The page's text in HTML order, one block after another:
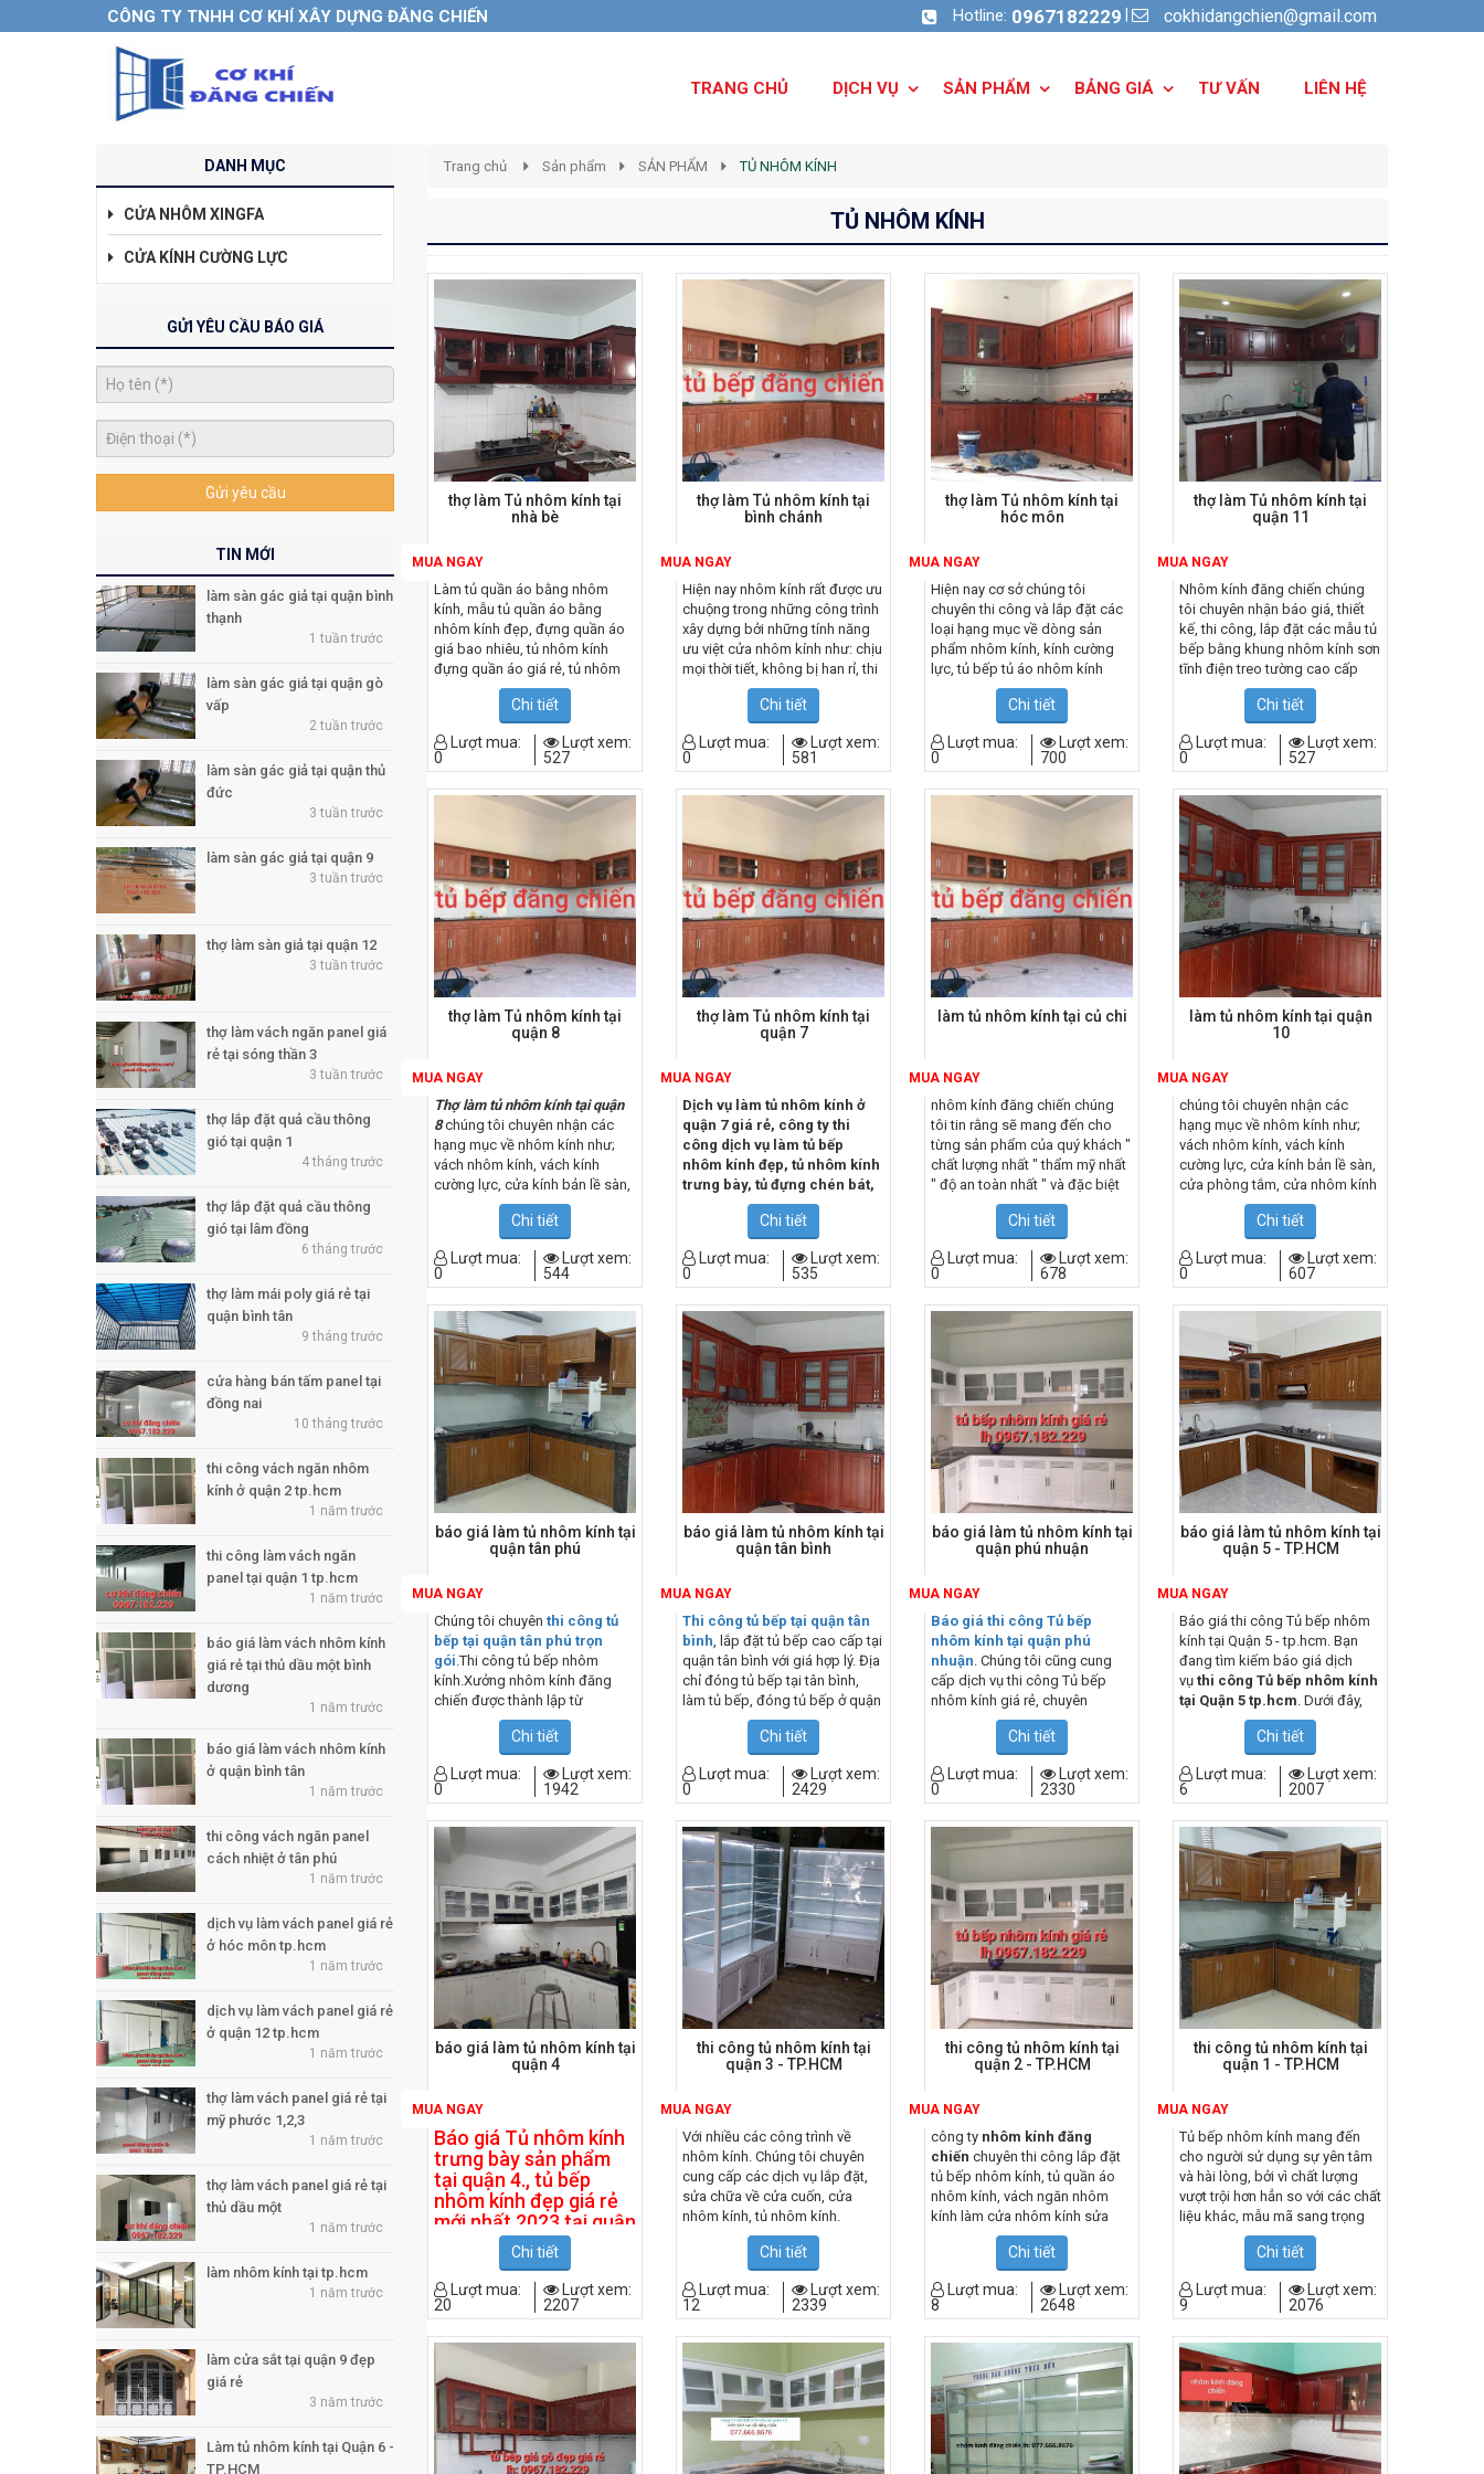
CÔNG TY TNHH CƠ KHÍ XÂY DỰNG ĐĂNG CHIẾN Hotline: 0967182229 cokhidangchien@gmail.com
TRANG CHỦ DỊCH VỤ SẢN PHẨM BẢNG GIÁ TƯ VẤN LIÊN HỆ
DANH MỤC
CỬA NHÔM XINGFA
CỬA KÍNH CƯỜNG LỰC
GỬI YÊU CẦU BÁO GIÁ
Gửi yêu cầu
TIN MỚI
làm sàn gác giả tại quận bình
thạnh
1 tuần trước
làm sàn gác giả tại quận gò
vấp
2 tuần trước
làm sàn gác giả tại quận thủ
đức
3 tuần trước
làm sàn gác giả tại quận 9
3 tuần trước
thợ làm sàn giả tại quận 12
3 tuần trước
thợ làm vách ngăn panel giá
rẻ tại sóng thần 3
3 tuần trước
thợ lắp đặt quả cầu thông
gió tại quận 1
4 tháng trước
thợ lắp đặt quả cầu thông
gió tại lâm đồng
6 tháng trước
thợ làm mái poly giá rẻ tại
quận bình tân
9 tháng trước
cửa hàng bán tấm panel tại
đồng nai
10 tháng trước
thi công vách ngăn nhôm
kính ở quận 2 tp.hcm
1 năm trước
thi công làm vách ngăn
panel tại quận 1 tp.hcm
1 năm trước
báo giá làm vách nhôm kính
giá rẻ tại thủ dầu một bình
dương
1 năm trước
báo giá làm vách nhôm kính
ở quận bình tân
1 năm trước
thi công vách ngăn panel
cách nhiệt ở tân phú
1 năm trước
dịch vụ làm vách panel giá rẻ
ở hóc môn tp.hcm
1 năm trước
dịch vụ làm vách panel giá rẻ
ở quận 12 tp.hcm
1 năm trước
thợ làm vách panel giá rẻ tại
mỹ phước 1,2,3
1 năm trước
thợ làm vách panel giá rẻ tại
thủ dầu một
1 năm trước
làm nhôm kính tại tp.hcm
1 năm trước
làm cửa sắt tại quận 9 đẹp
giá rẻ
3 năm trước
Làm tủ nhôm kính tại Quận 6 -
TP.HCM
Trang chủ Sản phẩm SẢN PHẨM TỦ NHÔM KÍNH
TỦ NHÔM KÍNH
thợ làm Tủ nhôm kính tại
nhà bè
MUA NGAY
Làm tủ quần áo bằng nhôm
kính, mẫu tủ quần áo bằng
nhôm kính đẹp, đựng quần áo
giá bao nhiêu, tủ nhôm kính
đựng quần áo giá rẻ, tủ nhôm
kính đựng quần áo đẹp, tủ quần
áo nhôm kính cao cấp, tủ quần
áo nhôm kính cửa lùa, tủ quần
áo nhôm kính giá rẻ, tủ quần áo
nhôm kính giả gỗ, tủ quần áo
nhôm kính hcm, tủ quần áo
nhôm kính tân phú hồ chí minh,
quần áo nhôm kính mẫu sơn
tĩnh điện, tủ quần áo âm tường
bằng nhôm kính, tủ treo quần
áo bằng nhôm kính, đóng tủ
quần áo nhôm kính..
Chi tiết
Lượt mua:
0
Lượt xem:
527
thợ làm Tủ nhôm kính tại
bình chánh
MUA NGAY
Hiện nay nhôm kính rất được ưu
chuộng trong những công trình
xây dựng bởi những tính năng
ưu việt cửa nhôm kính như: chịu
mọi thời tiết, không bị han rỉ, thi
công nhanh chóng, tính an toàn
cao, có độ thẩm mỹ cao đặc
biệt giá cả cạnh tranh.
Chi tiết
Lượt mua:
0
Lượt xem:
581
thợ làm Tủ nhôm kính tại
hóc môn
MUA NGAY
Hiện nay cơ sở chúng tôi
chuyên thi công và lắp đặt các
loại hạng mục về dòng sản
phẩm nhôm kính, kính cường
lực, tủ bếp tủ áo nhôm kính
vách ngăn văn phòng…với nhiều
năm kinh nghiệm trong lĩnh vực
thi công và lắp đặt nhôm kính
chúng tôi tin rằng sẽ mang đến
cho từng sản phẩm của quý
khách ” chất lượng nhất ” thẩm
mỹ nhất ” độ an toàn nhất ” và
với những ưu điểm của ưu việt
của chúng tôi như vậy tin rằng
sẽ làm hài lòng mọi khách
hàng. lh0967.182.229mr: đăng
chiến
Chi tiết
Lượt mua:
0
Lượt xem:
700
thợ làm Tủ nhôm kính tại
quận 11
MUA NGAY
Nhôm kính đăng chiến chúng
tôi chuyên nhận báo giá, thiết
kế, thi công, lắp đặt các mẫu tủ
bếp bằng khung nhôm kính sơn
tĩnh điện treo tường cao cấp
vân giả gỗ, kiểu dáng sản phẩm
độc đáo, cao cao chất lượng
giá tốt nhất tại quận 11 tphcm
theo yêu cầu của khách hàng.
Chi tiết
Lượt mua:
0
Lượt xem:
527
thợ làm Tủ nhôm kính tại
quận 8
MUA NGAY
Thợ làm tủ nhôm kính tại quận
8chúng tôi chuyên nhận các
hạng mục về nhôm kính như;
vách nhôm kính, vách kính
cường lực, cửa kính bản lề sàn,
cửa phòng tắm, cửa nhôm kính
cửa lùa, cửa mở các loại,
nhôm kệ nhôm, cầu thang kính
cường lực, lan can kính cường
lực.
Chi tiết
Lượt mua:
0
Lượt xem:
544
thợ làm Tủ nhôm kính tại
quận 7
MUA NGAY
Dịch vụ làm tủ nhôm kính ở
quận 7 giá rẻ, công ty thi
công dịch vụ làm tủ bếp
nhôm kính đẹp, tủ nhôm kính
trưng bày, tủ đựng chén bát,
tủ vân gỗ đẹp…lh
0967.182.229 mr: đăng chiến
Chi tiết
Lượt mua:
0
Lượt xem:
535
làm tủ nhôm kính tại củ chi
MUA NGAY
nhôm kính đăng chiến chúng
tôi tin rằng sẽ mang đến cho
từng sản phẩm của quý khách "
chất lượng nhất " thẩm mỹ nhất
" độ an toàn nhất " và đặc biệt
giá cả cạnh tranh nhất" với
những ưu điểm của ưu việt của
chúng tôi như vậy tin rằng sẽ
làm hài lòng mọi khách hàng.
Chi tiết
Lượt mua:
0
Lượt xem:
678
làm tủ nhôm kính tại quận
10
MUA NGAY
chúng tôi chuyên nhận các
hạng mục về nhôm kính như;
vách nhôm kính, vách kính
cường lực, cửa kính bản lề sàn,
cửa phòng tắm, cửa nhôm kính
cửa lùa, cửa mở các loại, tủ
nhôm kệ nhôm, cầu thang kính
cường lực, lan can kính cường
lực,…
Chi tiết
Lượt mua:
0
Lượt xem:
607
báo giá làm tủ nhôm kính tại
quận tân phú
MUA NGAY
Chúng tôi chuyên thi công tủ
bếp tại quận tân phú trọn
gói.Thi công tủ bếp nhôm
kính.Xưởng nhôm kính đăng
chiến được thành lập từ
2007 đến nay đã hơn 16 năm
trong lĩnh vực thi công tủ bếp
tại quận tân phú. Đến với đăng
chiến bạn sẽ nhận được những
sản phẩm tủ bếp đẹp nhất, chất
lượng nhất, giá thành cạnh tranh
nhất
Chi tiết
Lượt mua:
0
Lượt xem:
1942
báo giá làm tủ nhôm kính tại
quận tân bình
MUA NGAY
Thi công tủ bếp tại quận tân
bình, lắp đặt tủ bếp cao cấp tại
quận tân bình với giá hợp lý. Địa
chỉ đóng tủ bếp tại tân bình,
làm tủ bếp, đóng tủ bếp ở quận
tân bình uy tín và chuyên
Chi tiết
Lượt mua:
0
Lượt xem:
2429
báo giá làm tủ nhôm kính tại
quận phú nhuận
MUA NGAY
Báo giá thi công Tủ bếp
nhôm kính tại quận phú
nhuận. Chúng tôi cũng cung
cấp dịch vụ thi công Tủ bếp
nhôm kính giá rẻ, chuyên
nghiệp tại quận phú nhuận,
giúp bạn có thêm lựa chọn nhà
thầu thi công Tủ bếp nhôm kính
tốt nhất cho mình.
Chi tiết
Lượt mua:
0
Lượt xem:
2330
báo giá làm tủ nhôm kính tại
quận 5 - TP.HCM
MUA NGAY
Báo giá thi công Tủ bếp nhôm
kính tại Quận 5 - tp.hcm. Bạn
đang tìm kiếm báo giá dịch
vụ thi công Tủ bếp nhôm kính
tại Quận 5 tp.hcm. Dưới đây,
chúng tôi rất vui khi được thông
Bảng báo giá thi
công Tủ bếp nhôm kính tại
Quận 5cập nhập mới nhất
tháng 01 năm 2022. Bên cạnh
đó, với đội thợ thi công Tủ bếp
nhôm kính tại Quận 5. Chúng tôi
cũng cung cấp dịch vụ thi công
Tủ bếp nhôm kính giá rẻ,
chuyên nghiệp tại Quận 5, giúp
bạn có thêm lựa chọn nhà thầu
thi công Tủ bếp nhôm kính tốt
nhất cho mình.
Chi tiết
Lượt mua:
6
Lượt xem:
2007
báo giá làm tủ nhôm kính tại
quận 4
MUA NGAY
Báo giá Tủ nhôm kính
trưng bày sản phẩm
tại quận 4., tủ bếp
nhôm kính đẹp giá rẻ
mới nhất 2023 tại quận
Công ty tnhh thiết kế
& thi công lắp đặt
nhôm kính đăng
chiến chúng tôi
chuyên làm Tủ nhôm
kính trưng bày sản
phẩm tại quận 4., tủ
nhôm kính trưng bày,
tủ bếp nhôm kính,…với
giá thành rẻ, thi công
Chi tiết
Lượt mua:
20
Lượt xem:
2207
thi công tủ nhôm kính tại
quận 3 - TP.HCM
MUA NGAY
Với nhiều các công trình về
nhôm kính. Chúng tôi chuyên
cung cấp các dịch vụ lắp đặt,
sửa chữa về cửa cuốn, cửa
nhôm kính, tủ nhôm kính.
Trải qua hàng nghìn các công
trình lớn nhỏ, với đội ngũ chuyên
nghiệp. Chúng tôi đã cho ra đời
rất nhiều loại tủ nhôm kính đa
theo từng yêu cầu của khách
hàng.
NHÔM KÍNH ĐĂNG
CHIẾNlà đơn vị hàng đầu tại
quận 3 về cung cấp các sản
phẩm về tủ nhôm kính. Với kinh
Chi tiết
Lượt mua:
12
Lượt xem:
2339
thi công tủ nhôm kính tại
quận 2 - TP.HCM
MUA NGAY
công ty nhôm kính đăng
chiến chuyên thi công lắp đặt
tủ bếp nhôm kính, tủ quần áo
nhôm kính, vách ngăn nhôm
kính làm cửa nhôm kính sửa
cửa kính tại tp.hcm
Chi tiết
Lượt mua:
8
Lượt xem:
2648
thi công tủ nhôm kính tại
quận 1 - TP.HCM
MUA NGAY
Tủ bếp nhôm kính mang đến
cho người sử dụng sự yên tâm
và hài lòng, bởi vì chất lượng
vượt trội hơn hẳn so với các chất
liệu khác, mẫu mã sang trọng
tạo ra một không gian ấn tượng,
hiện đại cho căn bếp của nhà
bạn. Tủ bếp nhôm kính quận
1 sự lựa chọn hoàn hảo dành
cho bạn.
Chi tiết
Lượt mua:
9
Lượt xem:
2076